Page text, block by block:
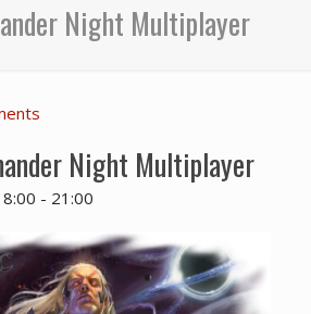
Night Multiplayer
Night Multiplayer
- 21:00